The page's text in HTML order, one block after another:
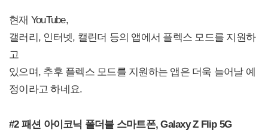
현재 YouTube,
갤러리, 인터넷, 캘린더 등의 앱에서 플렉스 모드를 지원하
고
있으며, 추후 플렉스 모드를 지원하는 앱은 더욱 늘어날 예
정이라고 하네요.
#2 패션 아이코닉 폴더블 스마트폰, Galaxy Z Flip 5G